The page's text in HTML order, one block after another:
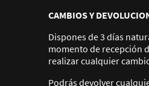
CAMBIOS Y
Dispones de 3 días
momento de recepción
realizar cualquier
Podrás devolver